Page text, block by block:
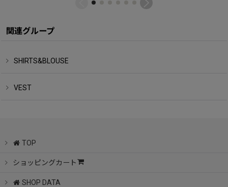
関連グループ
SHIRTS&BLOUSE
VEST
TOP
ショッピングカート
SHOP DATA